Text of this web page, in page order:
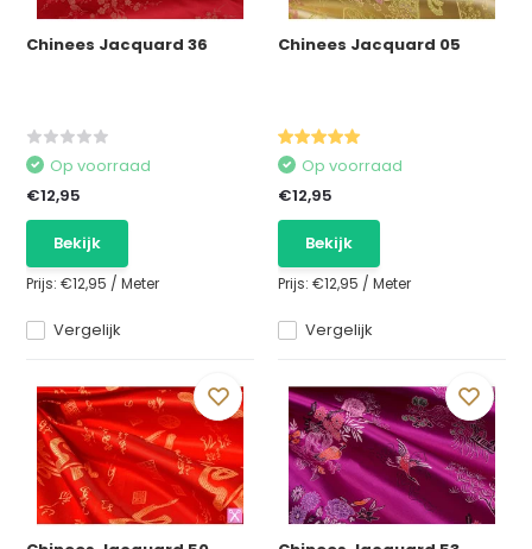
Chinees Jacquard 36
Vergelijk
Op voorraad
€12,95
Bekijk
Prijs:€12,95 /Meter
Chinees Jacquard 05
Vergelijk
Op voorraad
€12,95
Bekijk
Prijs: €12,95 / Meter